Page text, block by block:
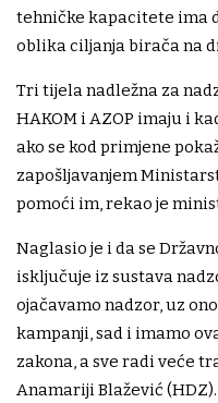
tehničke kapacitete ima
oblika ciljanja birača na
Tri tijela nadležna za
HAKOM i AZOP imaju i
ako se kod primjene
zapošljavanjem
pomoći im, rekao je
Naglasio je i da se
isključuje iz sustava
ojačavamo nadzor, uz
kampanji, sad i imamo
zakona, a sve radi veće
Anamariji Blažević (HDZ).